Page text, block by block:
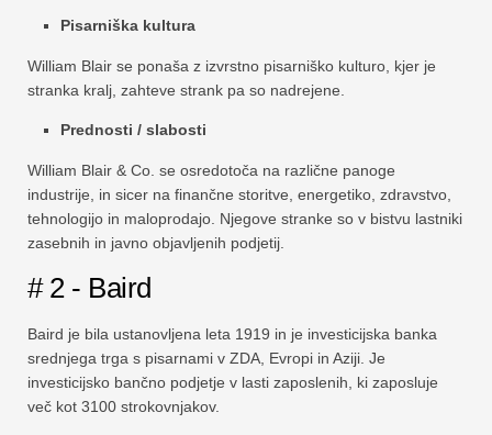
Pisarniška kultura
William Blair se ponaša z izvrstno pisarniško kulturo, kjer je
stranka kralj, zahteve strank pa so nadrejene.
Prednosti / slabosti
William Blair & Co. se osredotoča na različne panoge
industrije, in sicer na finančne storitve, energetiko, zdravstvo,
tehnologijo in maloprodajo. Njegove stranke so v bistvu lastniki
zasebnih in javno objavljenih podjetij.
# 2 - Baird
Baird je bila ustanovljena leta 1919 in je investicijska banka
srednjega trga s pisarnami v ZDA, Evropi in Aziji. Je
investicijsko bančno podjetje v lasti zaposlenih, ki zaposluje
več kot 3100 strokovnjakov.